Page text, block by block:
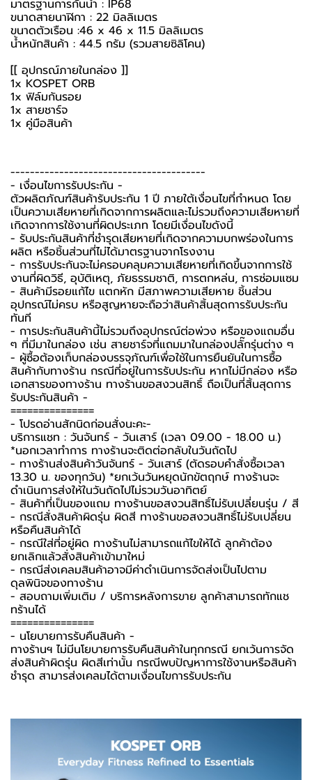
มาตรฐานการกันน้ำ : IP68
ขนาดสายนาฬิกา : 22 มิลลิเมตร
ขนาดตัวเรือน :46 x 46 x 11.5 มิลลิเมตร
น้ำหนักสินค้า : 44.5 กรัม (รวมสายซิลิโคน)
[[ อุปกรณ์ภายในกล่อง ]]
1x KOSPET ORB
1x ฟิล์มกันรอย
1x สายชาร์จ
1x คู่มือสินค้า
----------------------------------------
-️ เงื่อนไขการรับประกัน -️
ตัวผลิตภัณฑ์สินค้ารับประกัน 1 ปี ภายใต้เงื่อนไขที่กำหนด โดย
เป็นความเสียหายที่เกิดจากการผลิตและไม่รวมถึงความเสียหายที่
เกิดจากการใช้งานที่ผิดประเภท โดยมีเงื่อนไขดังนี้
- รับประกันสินค้าที่ชำรุดเสียหายที่เกิดจากความบกพร่องในการ
ผลิต หรือชิ้นส่วนที่ไม่ได้มาตรฐานจากโรงงาน
- การรับประกันจะไม่ครอบคลุมความเสียหายที่เกิดขึ้นจากการใช้
งานที่ผิดวิธี, อุบัติเหตุ, ภัยธรรมชาติ, การตกหล่น, การซ่อมแซม
- สินค้ามีรอยแก้ไข แตกหัก มีสภาพความเสียหาย ชิ้นส่วน
อุปกรณ์ไม่ครบ หรือสูญหายจะถือว่าสินค้าสิ้นสุดการรับประกัน
ทันที
- การประกันสินค้านี้ไม่รวมถึงอุปกรณ์ต่อพ่วง หรือของแถมอื่น
ๆ ที่มีมาในกล่อง เช่น สายชาร์จที่แถมมาในกล่องปลั๊กรุ่นต่าง ๆ
-️ ผู้ซื้อต้องเก็บกล่องบรรจุภัณฑ์เพื่อใช้ในการยืนยันในการซื้อ
สินค้ากับทางร้าน กรณีที่อยู่ในการรับประกัน หากไม่มีกล่อง หรือ
เอกสารของทางร้าน ทางร้านขอสงวนสิทธิ์ ถือเป็นที่สิ้นสุดการ
รับประกันสินค้า -️
===============
-️ โปรดอ่านสักนิดก่อนสั่งนะคะ-️
บริการแชท : วันจันทร์ - วันเสาร์ (เวลา 09.00 - 18.00 น.)
*นอกเวลาทำการ ทางร้านจะติดต่อกลับในวันถัดไป
- ทางร้านส่งสินค้าวันจันทร์ - วันเสาร์ (ตัดรอบคำสั่งซื้อเวลา
13.30 น. ของทุกวัน) *ยกเว้นวันหยุดนักขัตฤกษ์ ทางร้านจะ
ดำเนินการส่งให้ในวันถัดไปไม่รวมวันอาทิตย์
- สินค้าที่เป็นของแถม ทางร้านขอสงวนสิทธิ์ไม่รับเปลี่ยนรุ่น / สี
- กรณีสั่งสินค้าผิดรุ่น ผิดสี ทางร้านขอสงวนสิทธิ์ไม่รับเปลี่ยน
หรือคืนสินค้าได้
- กรณีใส่ที่อยู่ผิด ทางร้านไม่สามารถแก้ไขให้ได้ ลูกค้าต้อง
ยกเลิกแล้วสั่งสินค้าเข้ามาใหม่
- กรณีส่งเคลมสินค้าอาจมีค่าดำเนินการจัดส่งเป็นไปตาม
ดุลพินิจของทางร้าน
- สอบถามเพิ่มเติม / บริการหลังการขาย ลูกค้าสามารถทักแช
ทร้านได้
===============
-️ นโยบายการรับคืนสินค้า -️
ทางร้านฯ ไม่มีนโยบายการรับคืนสินค้าในทุกกรณี ยกเว้นการจัด
ส่งสินค้าผิดรุ่น ผิดสีเท่านั้น กรณีพบปัญหาการใช้งานหรือสินค้า
ชำรุด สามารส่งเคลมได้ตามเงื่อนไขการรับประกัน